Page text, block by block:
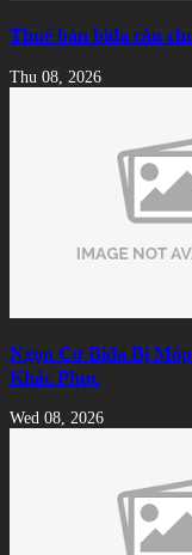
Thuê bàn bida cần
Thu 08, 2026
Ngọn Cơ Bida Bị
Khắc Phục
Wed 08, 2026